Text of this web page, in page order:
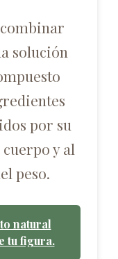
solución
por su
y al
peso.
natural
tu figura.